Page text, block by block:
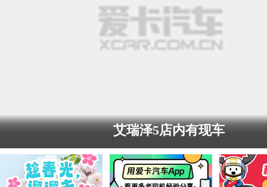
艾瑞泽5店内有现车
艾瑞泽5店内有现车